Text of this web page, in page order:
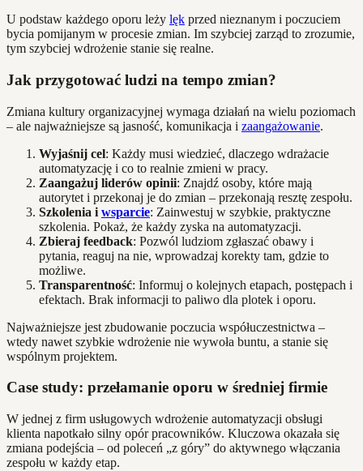
U podstaw każdego oporu leży lęk przed nieznanym i poczuciem
bycia pomijanym w procesie zmian. Im szybciej zarząd to zrozumie,
tym szybciej wdrożenie stanie się realne.
Jak przygotować ludzi na tempo zmian?
Zmiana kultury organizacyjnej wymaga działań na wielu poziomach
– ale najważniejsze są jasność, komunikacja i zaangażowanie.
Wyjaśnij cel: Każdy musi wiedzieć, dlaczego wdrażacie
automatyzację i co to realnie zmieni w pracy.
Zaangażuj liderów opinii: Znajdź osoby, które mają
autorytet i przekonaj je do zmian – przekonają resztę zespołu.
Szkolenia i wsparcie: Zainwestuj w szybkie, praktyczne
szkolenia. Pokaż, że każdy zyska na automatyzacji.
Zbieraj feedback: Pozwól ludziom zgłaszać obawy i
pytania, reaguj na nie, wprowadzaj korekty tam, gdzie to
możliwe.
Transparentność: Informuj o kolejnych etapach, postępach i
efektach. Brak informacji to paliwo dla plotek i oporu.
Najważniejsze jest zbudowanie poczucia współuczestnictwa –
wtedy nawet szybkie wdrożenie nie wywoła buntu, a stanie się
wspólnym projektem.
Case study: przełamanie oporu w średniej firmie
W jednej z firm usługowych wdrożenie automatyzacji obsługi
klienta napotkało silny opór pracowników. Kluczowa okazała się
zmiana podejścia – od poleceń „z góry” do aktywnego włączania
zespołu w każdy etap.